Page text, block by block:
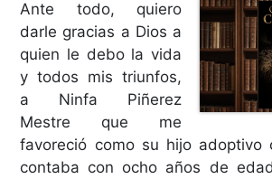
Ante todo, quiero
darle gracias a Dios a
quien le debo la vida
y todos mis triunfos,
a Ninfa Piñerez
Mestre que me
favoreció como su hijo adoptivo
contaba con ocho años de